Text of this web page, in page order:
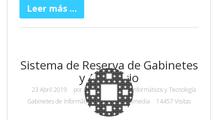
Leer más ...
Sistema de Reserva de Gabinetes
y Auditorio
23 Abril 2019 por Dpto. de Servicios Informáticos y Tecnología
Gabinetes de Informática y Equipos Multimedia
14457 Visitas